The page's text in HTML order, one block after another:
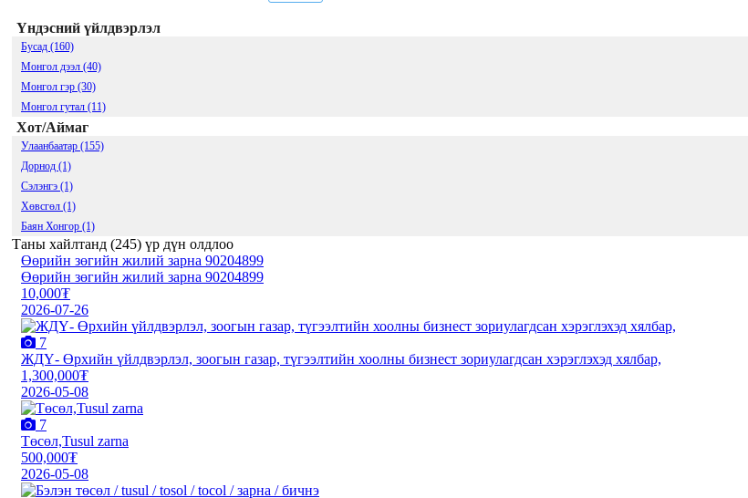
Үндэсний үйлдвэрлэл
Бусад (160)
Монгол дээл (40)
Монгол гэр (30)
Монгол гутал (11)
Хот/Аймаг
Улаанбаатар (155)
Дорнод (1)
Сэлэнгэ (1)
Хөвсгөл (1)
Баян Хонгор (1)
Таны хайлтанд (245) үр дүн олдлоо
Өөрийн зөгийн жилий зарна 90204899
Өөрийн зөгийн жилий зарна 90204899
10,000₮
2026-07-26
7
ЖДҮ- Өрхийн үйлдвэрлэл, зоогын газар, түгээлтийн хоолны бизнест зориулагдсан хэрэглэхэд хялбар,
1,300,000₮
2026-05-08
7
Төсөл,Tusul zarna
500,000₮
2026-05-08